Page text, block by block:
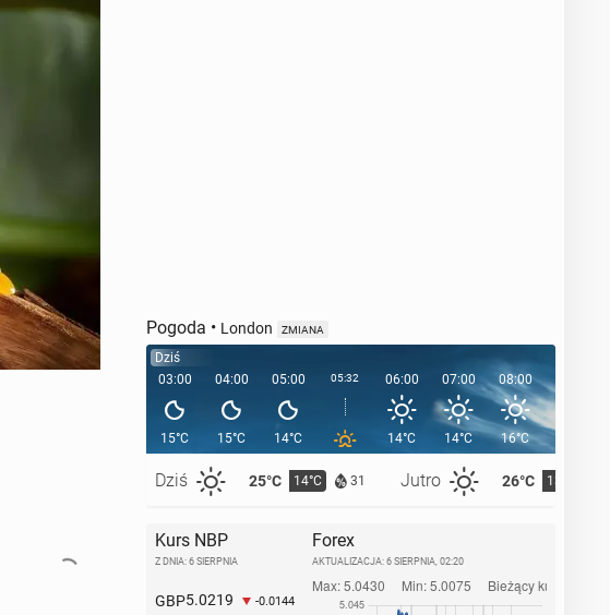
Pogoda • London ZMIANA
Dziś
03:00
15°C
Dziś 25°C 14°C 31 Jutro 26°C 13°C
04:00
15°C
05:00
14°C
05:32 06:00
14°C
07:00
14°C
08:00
16°C
09:00
Kurs NBP
Z DNIA: 6 SIERPNIA
GBP5.0219 -0.0144
Forex
AKTUALIZACJA: 6 SIERPNIA, 02:20